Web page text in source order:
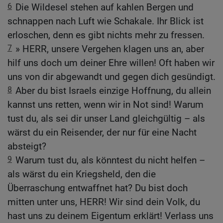
6 Die Wildesel stehen auf kahlen Bergen und
schnappen nach Luft wie Schakale. Ihr Blick ist
erloschen, denn es gibt nichts mehr zu fressen.
7 » HERR, unsere Vergehen klagen uns an, aber
hilf uns doch um deiner Ehre willen! Oft haben wir
uns von dir abgewandt und gegen dich gesündigt.
8 Aber du bist Israels einzige Hoffnung, du allein
kannst uns retten, wenn wir in Not sind! Warum
tust du, als sei dir unser Land gleichgültig – als
wärst du ein Reisender, der nur für eine Nacht
absteigt?
9 Warum tust du, als könntest du nicht helfen –
als wärst du ein Kriegsheld, den die
Überraschung entwaffnet hat? Du bist doch
mitten unter uns, HERR! Wir sind dein Volk, du
hast uns zu deinem Eigentum erklärt! Verlass uns